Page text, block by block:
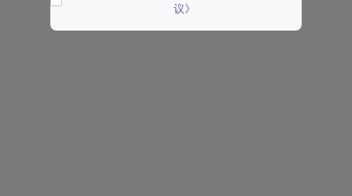
议》